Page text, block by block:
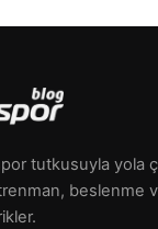
tutkusuyla yola
beslenme